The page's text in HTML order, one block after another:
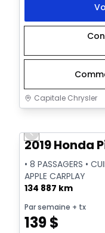
Capitale Chrysler
Vidéo disponible
Previous slide
2019 Honda
• 8 PASSAGERS •
APPLE CARPLAY
134 887 km
Par semaine + tx
139$